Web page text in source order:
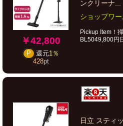
￥42,800
P 還元1％
428pt
ンクリーナ...
ショップワー
Pickup Item！
BL5049,800円
日立 スティ